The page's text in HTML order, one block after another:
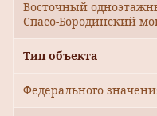
Восточный
Спасо-Бородинский
Тип объекта
Федерального